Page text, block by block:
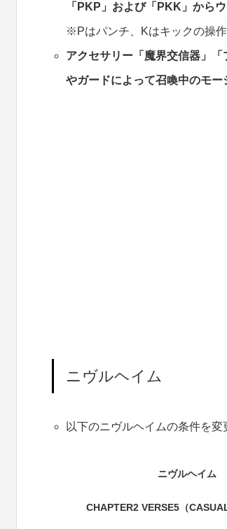
「PKP」および「PKK」から
※Pはパンチ、Kはキックの操作
アクセサリー「魔界交信器」
やガードによって召喚中のモー
ニヴルヘイム
以下のニヴルヘイムの条件を変
ニヴルヘイム
CHAPTER2 VERSE5（